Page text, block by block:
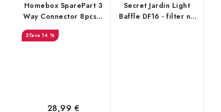
Homebox SparePart 3
Way Connector 8pcs /
Set (16mm)
14 %
28,99 €
Secret Jardin Light
Baffle DF16 - filter na